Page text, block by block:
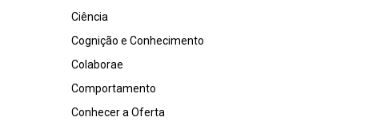
Ciência
Cognição e Conhecimento
Colaborae
Comportamento
Conhecer a Oferta